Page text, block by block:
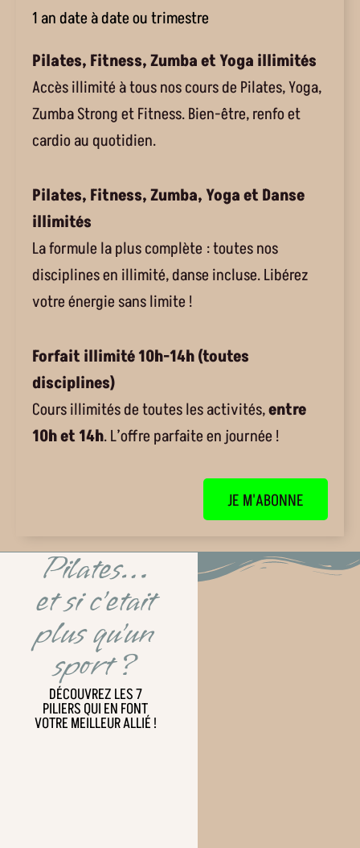
1 an date à date ou trimestre
Pilates, Fitness, Zumba et Yoga illimités
Accès illimité à tous nos cours de Pilates, Yoga,
Zumba Strong et Fitness. Bien-être, renfo et
cardio au quotidien.
Pilates, Fitness, Zumba, Yoga et Danse
illimités
La formule la plus complète : toutes nos
disciplines en illimité, danse incluse. Libérez
votre énergie sans limite !
Forfait illimité 10h-14h (toutes
disciplines)
Cours illimités de toutes les activités,entre
10h et 14h. L’offre parfaite en journée !
JE M'ABONNE
Pilates…
et si c'etait
plus qu'un
sport ?
DÉCOUVREZ LES 7
PILIERS QUI EN FONT
VOTRE MEILLEUR ALLIÉ !